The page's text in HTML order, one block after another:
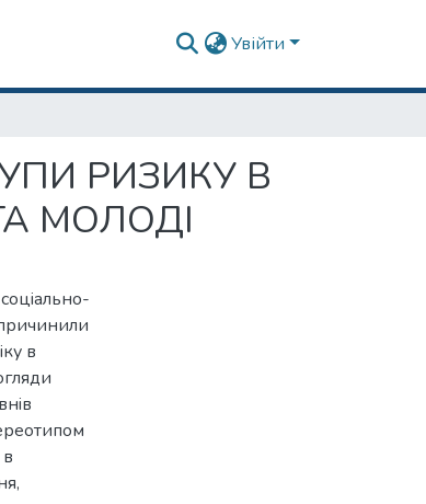
Увійти
РИЗИКУ В
МОЛОДI
в